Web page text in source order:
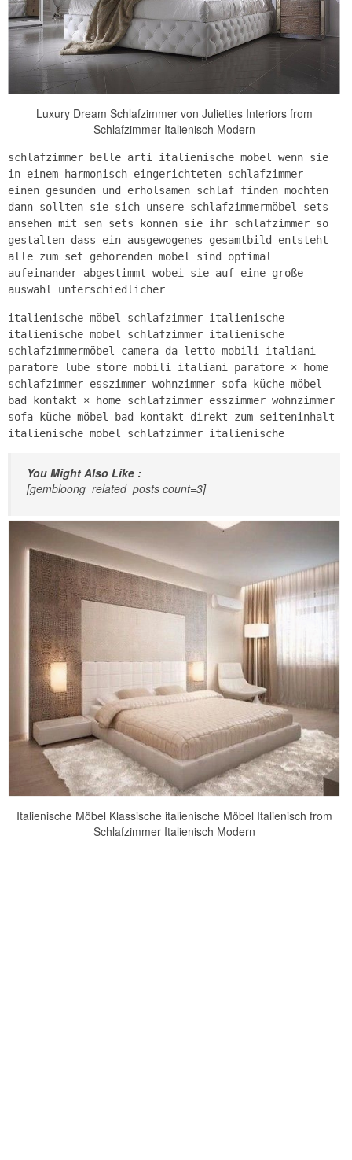
Luxury Dream Schlafzimmer von Juliettes Interiors from
Schlafzimmer Italienisch Modern
schlafzimmer belle arti italienische möbel wenn sie
in einem harmonisch eingerichteten schlafzimmer
einen gesunden und erholsamen schlaf finden möchten
dann sollten sie sich unsere schlafzimmermöbel sets
ansehen mit sen sets können sie ihr schlafzimmer so
gestalten dass ein ausgewogenes gesamtbild entsteht
alle zum set gehörenden möbel sind optimal
aufeinander abgestimmt wobei sie auf eine große
auswahl unterschiedlicher
italienische möbel schlafzimmer italienische
italienische möbel schlafzimmer italienische
schlafzimmermöbel camera da letto mobili italiani
paratore lube store mobili italiani paratore × home
schlafzimmer esszimmer wohnzimmer sofa küche möbel
bad kontakt × home schlafzimmer esszimmer wohnzimmer
sofa küche möbel bad kontakt direkt zum seiteninhalt
italienische möbel schlafzimmer italienische
You Might Also Like :
[gembloong_related_posts count=3]
Italienische Möbel Klassische italienische Möbel Italienisch from
Schlafzimmer Italienisch Modern